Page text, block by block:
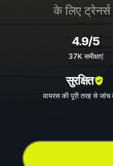
के लिए
4.9/5
37K समीक्षाएं
सुरक्षित
वायरस की पूरी तरह से जांच